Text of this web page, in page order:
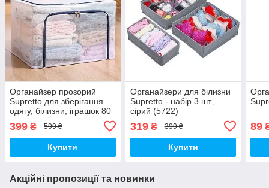
Органайзер прозорий
Supretto для зберігання
одягу, білизни, іграшок 80
399 ₴ 599 ₴
Купити
Органайзери для білизни
Supretto - набір 3 шт.,
сірий (5722)
319₴ 399 ₴
Купити
89
Акційні пропозиції та новинки